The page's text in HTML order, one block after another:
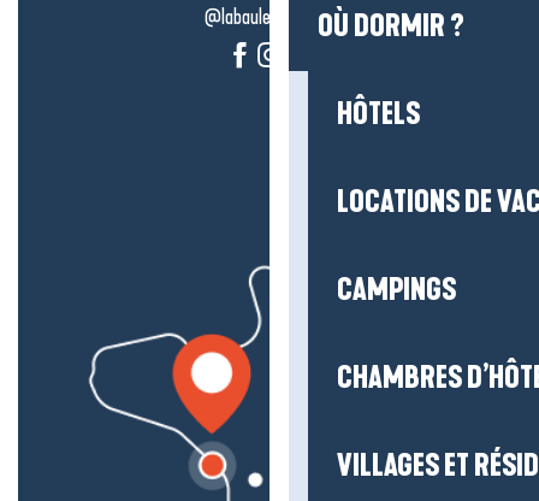
OÙ DORMIR ?
HÔTELS
LOCATIONS DE
CAMPINGS
CHAMBRES
VILLAGES ET
@labauleguérande